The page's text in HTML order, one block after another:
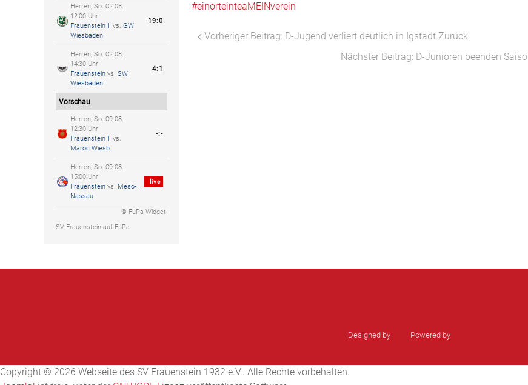
Herren, So. 02.08.
12:00 Uhr
Frauenstein II
vs. GW
Wiesbaden
19:0
Herren, So. 02.08.
14:30 Uhr
Frauenstein vs. SW
Wiesbaden
4:1
Vorschau
Herren, So. 09.08.
12:30 Uhr
Frauenstein II
vs.
Maroc Wiesb.
-:-
Herren, So. 09.08.
15:00 Uhr
Frauenstein vs. Meso-
Nassau
live
© FuPa-Widget
SV Frauenstein auf FuPa
#einorteinteaMEINverein
Vorheriger Beitrag: D-Jugend verliert deutlich in Igstadt Zurück
Nächster Beitrag: D-Junioren beenden
Designed by Powered by
Copyright © 2026 Webseite des SV Frauenstein 1932 e.V.. Alle Rechte vorbehalten.